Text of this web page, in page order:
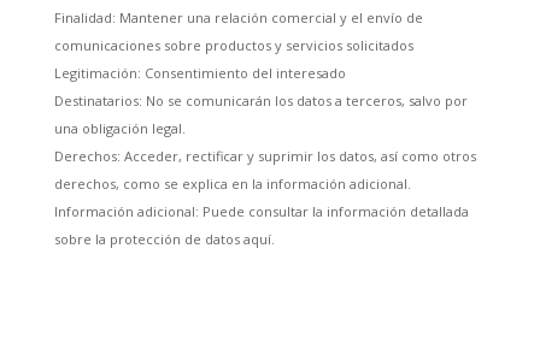
Finalidad: Mantener una relación comercial y el envío de
comunicaciones sobre productos y servicios solicitados
Legitimación: Consentimiento del interesado
Destinatarios: No se comunicarán los datos a terceros, salvo por
una obligación legal.
Derechos: Acceder, rectificar y suprimir los datos, así como otros
derechos, como se explica en la información adicional.
Información adicional: Puede consultar la información detallada
sobre la protección de datos aquí.